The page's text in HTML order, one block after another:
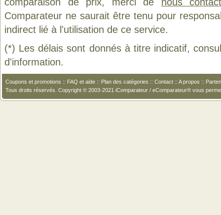
Comparateur ne saurait être tenu pour
indirect lié à l'utilisation de ce service.
(*) Les délais sont donnés à titre indicatif,
d'information.
Coupons et promotions :: FAQ et aide :: Plan des catégories :: Contact :: A propos ::
Tous droits réservés. Copyright © 2003-2021 iComparateur / eComparateur® vous